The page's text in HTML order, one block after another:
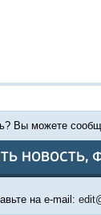
Вы можете
НОВОСТЬ,
на e-mail: